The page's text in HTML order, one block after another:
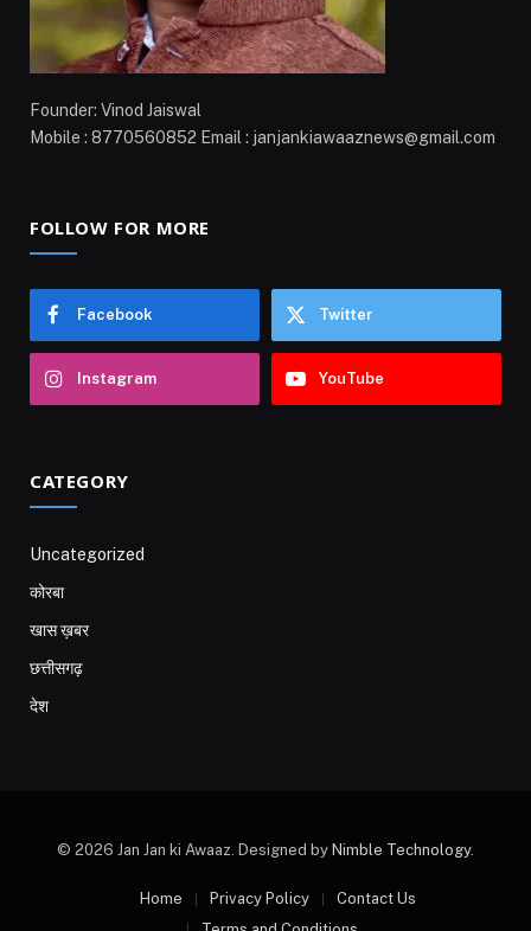
Founder: Vinod Jaiswal
Mobile : 8770560852 Email : janjankiawaaznews@gmail.com
FOLLOW FOR MORE
Facebook Twitter
Instagram YouTube
CATEGORY
Uncategorized
कोरबा
खास ख़बर
छत्तीसगढ़
देश
© 2026 Jan Jan ki Awaaz. Designed by Nimble Technology.
Home Privacy Policy
Contact Us